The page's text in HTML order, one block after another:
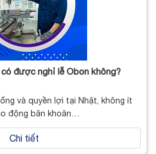
được nghỉ lễ Obon không?
và quyền lợi tại Nhật, không ít
động băn khoăn…
Chi tiết